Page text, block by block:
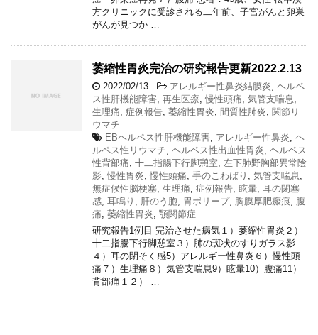
方クリニックに受診される二年前、子宮がんと卵巣
がんが見つか …
萎縮性胃炎完治の研究報告更新2022.2.13
2022/02/13 -アレルギー性鼻炎結膜炎 ヘルペ
ス性肝機能障害 再生医療 慢性頭痛 気管支喘息
生理痛 症例報告 萎縮性胃炎 間質性肺炎 関節リ
ウマチ
EBヘルペス性肝機能障害 アレルギー性鼻炎 ヘ
ルペス性リウマチ ヘルペス性出血性胃炎 ヘルペス
性背部痛 十二指腸下行脚憩室
左下肺野胸部異常陰
影 慢性胃炎 慢性頭痛 手のこわばり 気管支喘息
無症候性脳梗塞 生理痛 症例報告 眩暈 耳の閉塞
感 耳鳴り 肝のう胞 胃ポリープ, 胸膜厚肥瘢痕
腹
痛 萎縮性胃炎 顎関節症
研究報告1例目 完治させた病気１）萎縮性胃炎２）
十二指腸下行脚憩室３）肺の斑状のすりガラス影
４）耳の閉そく感5）アレルギー性鼻炎６）慢性頭
痛７）生理痛８）気管支喘息9）眩暈10）腹痛11）
背部痛１２） …